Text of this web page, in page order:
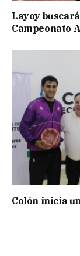
Layoy
Campeonato
Colón inicia